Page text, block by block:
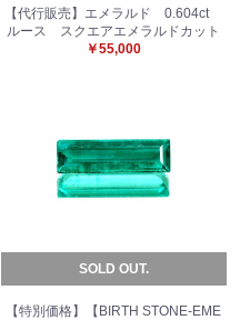
【代行販売】エメラルド 0.604ct
ルース スクエアエメラルドカット
￥55,000
SOLD OUT.
【特別価格】【BIRTH STONE-EME